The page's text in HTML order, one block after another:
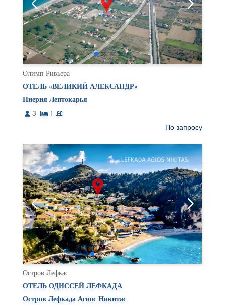
Олимп Ривьера
ОТЕЛЬ «ВЕЛИКИЙ АЛЕКСАНДР»
Пиерия Лептокарья
3
1
По запросу
Остров Лефкас
ОТЕЛЬ ОДИССЕЙ ЛЕФКАДА
Остров Лефкада Агиос Никитас